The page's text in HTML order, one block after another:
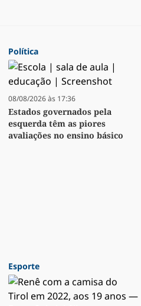
Política
08/08/2026 às 17:36
Estados governados pela
esquerda têm as piores
avaliações no ensino básico
Esporte